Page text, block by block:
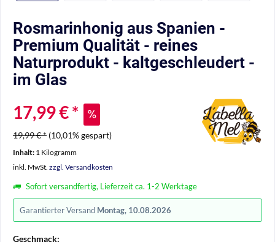
Rosmarinhonig aus Spanien -
Premium Qualität - reines
Naturprodukt - kaltgeschleudert -
im Glas
17,99 € *
19,99 € * (10,01% gespart)
Inhalt: 1 Kilogramm
inkl. MwSt. zzgl. Versandkosten
Sofort versandfertig, Lieferzeit ca. 1-2 Werktage
Garantierter Versand Montag, 10.08.2026
Geschmack: